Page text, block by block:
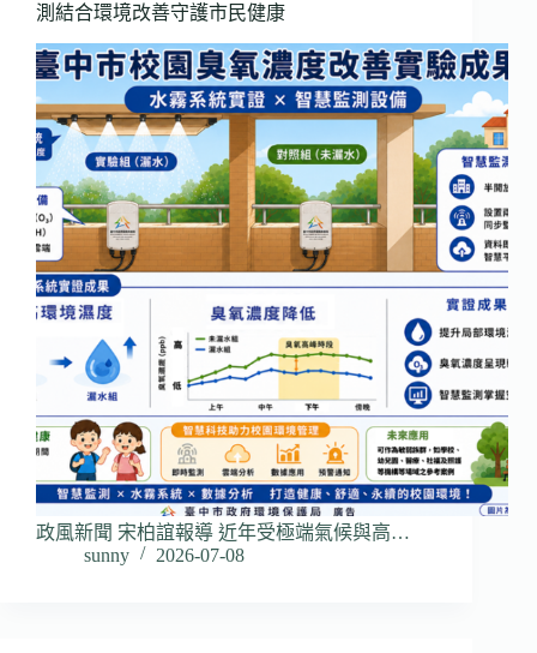
測結合環境改善守護市民健康
政風新聞 宋柏誼報導 近年受極端氣候與高…
sunny
2026-07-08